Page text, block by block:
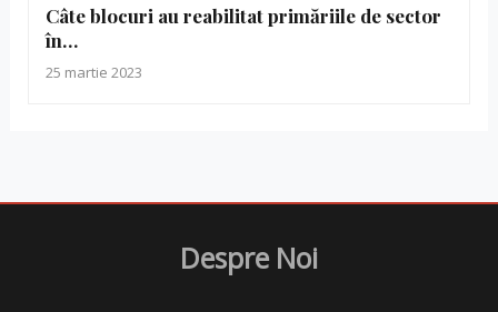
Câte blocuri au reabilitat primăriile de sector
în…
25 martie 2023
Despre Noi